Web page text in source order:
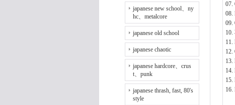
japanese new school、ny
hc、metalcore
japanese old school
japanese chaotic
japanese hardcore、crus
t、punk
japanese thrash, fast, 80's
style
07.
08.
09.
11.
12.
13.
14.
15.
16.